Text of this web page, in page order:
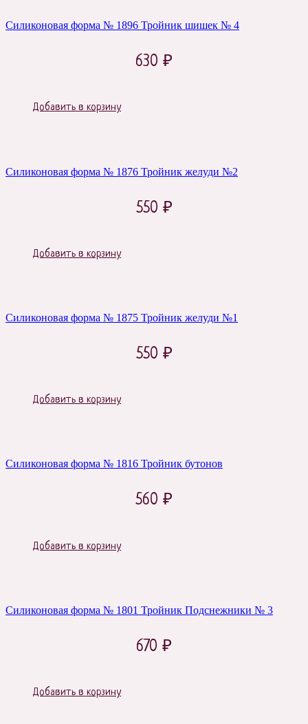
Силиконовая форма № 1896 Тройник шишек № 4
630 ₽
Добавить в корзину
Силиконовая форма № 1876 Тройник желуди №2
550 ₽
Добавить в корзину
Силиконовая форма № 1875 Тройник желуди №1
550 ₽
Добавить в корзину
Силиконовая форма № 1816 Тройник бутонов
560 ₽
Добавить в корзину
Силиконовая форма № 1801 Тройник Подснежники № 3
670 ₽
Добавить в корзину